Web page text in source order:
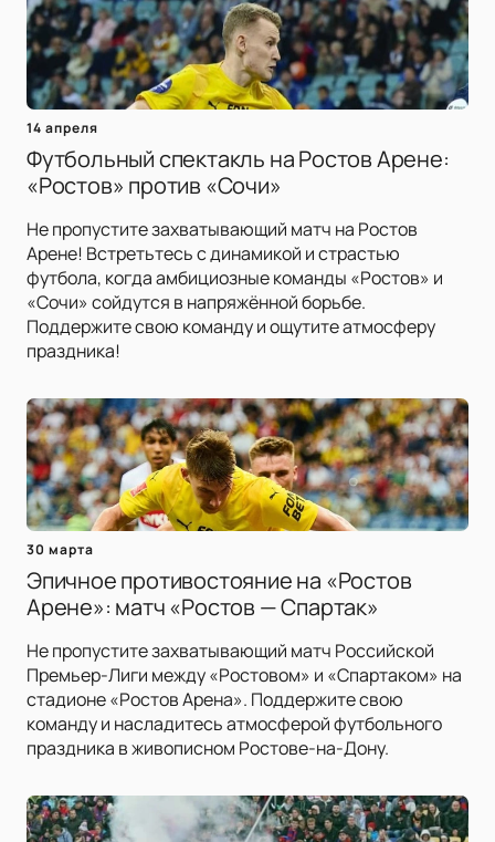
14 апреля
Футбольный спектакль на Ростов Арене:
«Ростов» против «Сочи»
Не пропустите захватывающий матч на Ростов
Арене! Встретьтесь с динамикой и страстью
футбола, когда амбициозные команды «Ростов» и
«Сочи» сойдутся в напряжённой борьбе.
Поддержите свою команду и ощутите атмосферу
праздника!
30 марта
Эпичное противостояние на «Ростов
Арене»: матч «Ростов — Спартак»
Не пропустите захватывающий матч Российской
Премьер-Лиги между «Ростовом» и «Спартаком» на
стадионе «Ростов Арена». Поддержите свою
команду и насладитесь атмосферой футбольного
праздника в живописном Ростове-на-Дону.